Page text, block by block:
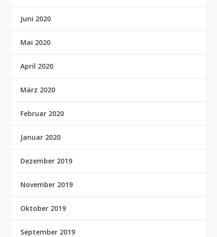
Juni 2020
Mai 2020
April 2020
März 2020
Februar 2020
Januar 2020
Dezember 2019
November 2019
Oktober 2019
September 2019